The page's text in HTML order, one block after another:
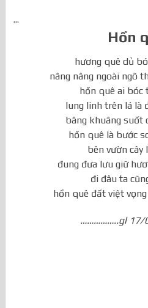
...
Hồn
hương quê dủ
nâng nâng ngoài ngõ
hồn quê ai bóc
lung linh trên lá là
bâng khuâng suốt
hồn quê là bước
bên vườn cây
đung đưa lưu giữ
đi đâu ta
hồn quê đất việt
……………..gl 17/